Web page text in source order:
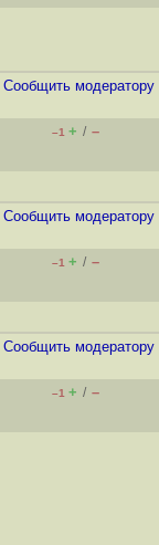
Cообщить модератору
–1 + / –
Cообщить модератору
–1 + / –
Cообщить модератору
–1 + / –